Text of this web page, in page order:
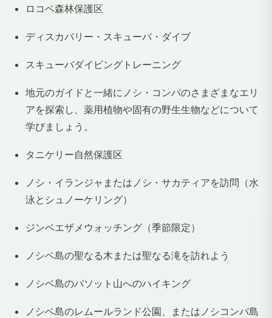
ロコベ森林保護区
ディスカバリー・スキューバ・ダイブ
スキューバダイビングトレーニング
地元のガイドと一緒にノシ・コンバのさまざまなエリ
アを探索し、薬用植物や固有の野生生物などについて
学びましょう。
タニケリー自然保護区
ノシ・イランジャまたはノシ・サカティアを訪問（水
泳とシュノーケリング）
ジンベエザメウォッチング（季節限定）
ノシベ島の聖なる木または聖なる滝を訪れよう
ノシベ島のパソット山へのハイキング
ノシベ島のレムールランド公園、またはノシコンバ島